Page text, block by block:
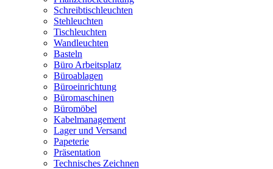
Schreibtischleuchten
Stehleuchten
Tischleuchten
Wandleuchten
Basteln
Büro Arbeitsplatz
Büroablagen
Büroeinrichtung
Büromaschinen
Büromöbel
Kabelmanagement
Lager und Versand
Papeterie
Präsentation
Technisches Zeichnen